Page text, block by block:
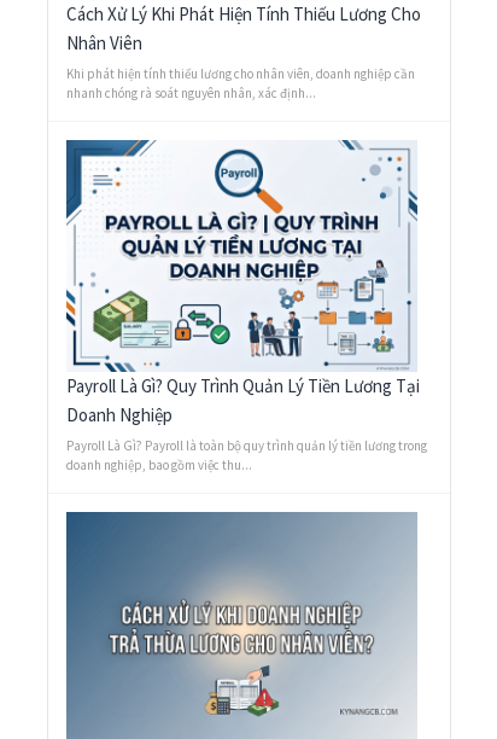
Cách Xử Lý Khi Phát Hiện Tính Thiếu Lương Cho
Nhân Viên
Khi phát hiện tính thiếu lương cho nhân viên, doanh nghiệp cần
nhanh chóng rà soát nguyên nhân, xác định...
Payroll Là Gì? Quy Trình Quản Lý Tiền Lương Tại
Doanh Nghiệp
Payroll Là Gì? Payroll là toàn bộ quy trình quản lý tiền lương trong
doanh nghiệp, bao gồm việc thu...